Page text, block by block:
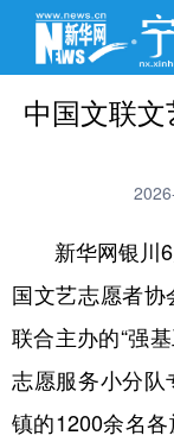
中国文联
新华网银川6
国文艺志愿者
联合主办的“强
志愿服务小分
镇的1200余名